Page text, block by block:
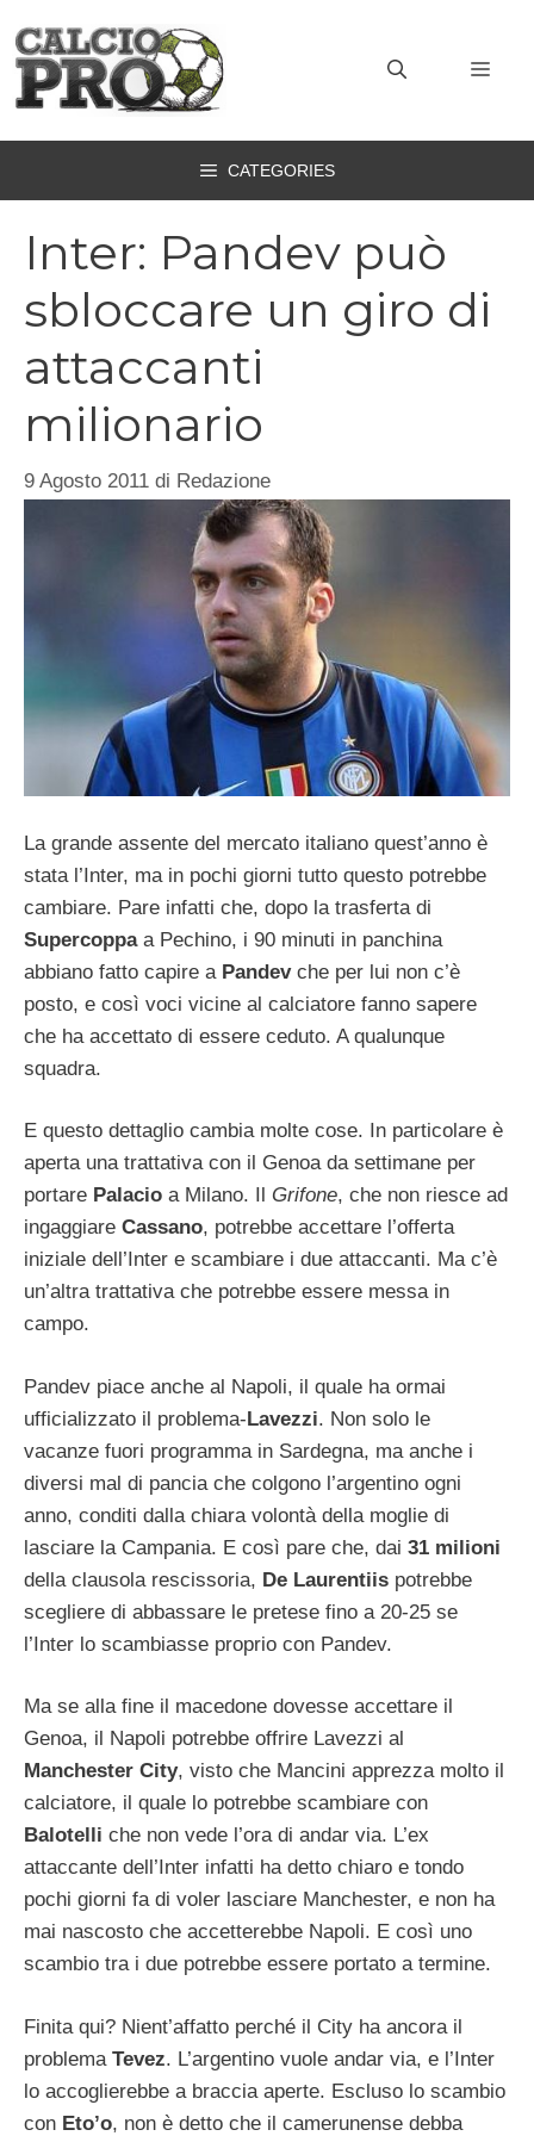
contenuto
CATEGORIES
Inter: Pandev può
sbloccare un giro di
attaccanti
milionario
9 Agosto 2011 di Redazione
La grande assente del mercato italiano quest’anno è
stata l’Inter, ma in pochi giorni tutto questo potrebbe
cambiare. Pare infatti che, dopo la trasferta di
Supercoppaa Pechino, i 90 minuti in panchina
abbiano fatto capire a Pandevche per lui non c’è
posto, e così voci vicine al calciatore fanno sapere
che ha accettato di essere ceduto. A qualunque
squadra.
E questo dettaglio cambia molte cose. In particolare è
aperta una trattativa con il Genoa da settimane per
portare Palacio a Milano. Il Grifone, che non riesce ad
ingaggiare Cassano, potrebbe accettare l’offerta
iniziale dell’Inter e scambiare i due attaccanti. Ma c’è
un’altra trattativa che potrebbe essere messa in
campo.
Pandev piace anche al Napoli, il quale ha ormai
ufficializzato il problema-Lavezzi. Non solo le
vacanze fuori programma in Sardegna, ma anche i
diversi mal di pancia che colgono l’argentino ogni
anno, conditi dalla chiara volontà della moglie di
lasciare la Campania. E così pare che, dai 31 milioni
della clausola rescissoria, De Laurentiis potrebbe
scegliere di abbassare le pretese fino a 20-25 se
l’Inter lo scambiasse proprio con Pandev.
Ma se alla fine il macedone dovesse accettare il
Genoa, il Napoli potrebbe offrire Lavezzi al
Manchester City, visto che Mancini apprezza molto il
calciatore, il quale lo potrebbe scambiare con
Balotelli che non vede l’ora di andar via. L’ex
attaccante dell’Inter infatti ha detto chiaro e tondo
pochi giorni fa di voler lasciare Manchester, e non ha
mai nascosto che accetterebbe Napoli. E così uno
scambio tra i due potrebbe essere portato a termine.
Finita qui? Nient’affatto perché il City ha ancora il
problema Tevez. L’argentino vuole andar via, e l’Inter
lo accoglierebbe a braccia aperte. Escluso lo scambio
con Eto’o, non è detto che il camerunense debba